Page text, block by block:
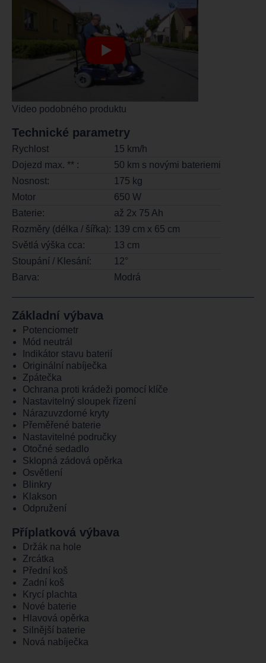
Technické parametry
Rychlost
15 km/h
Dojezd max. ** :
50 km s novými bateriemi
Nosnost:
175 kg
Motor
650 W
Baterie:
až 2x 75 Ah
Rozměry (délka / šířka): 139 cm x 65 cm
Světlá výška cca:
13 cm
Stoupání / Klesání:
12°
Barva:
Modrá
Video podobného produktu
Základní výbava
Potenciometr
Mód neutrál
Indikátor stavu baterií
Originální nabíječka
Zpátečka
Ochrana proti krádeži pomocí klíče
Nastavitelný sloupek řízení
Nárazuvzdorné kryty
Přeměřené baterie
Nastavitelné područky
Otočné sedadlo
Sklopná zádová opěrka
Osvětlení
Blinkry
Klakson
Odpružení
Příplatková výbava
Držák na hole
Zrcátka
Přední koš
Zadní koš
Krycí plachta
Nové baterie
Hlavová opěrka
Silnější baterie
Nová nabíječka